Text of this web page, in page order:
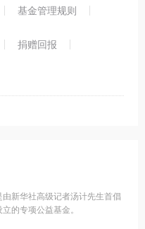
基金管理规则
捐赠回报
新华社高级记者汤计先生首倡
的专项公益基金。